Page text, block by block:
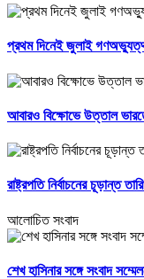
প্রথম দিনেই জুলাই
আবারও বিক্ষোভে উত্তাল
রাষ্ট্রপতি নির্বাচনের চূড়ান্ত
আলোচিত সংবাদ
শেখ হাসিনার সঙ্গে সংবাদ